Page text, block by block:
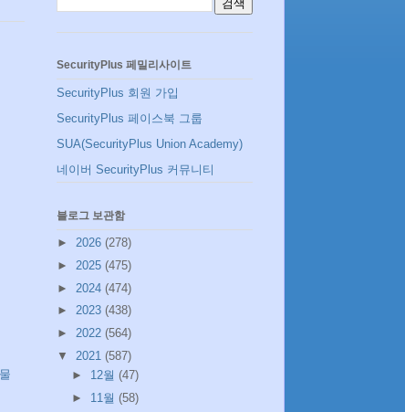
SecurityPlus 페밀리사이트
SecurityPlus 회원 가입
SecurityPlus 페이스북 그룹
SUA(SecurityPlus Union Academy)
네이버 SecurityPlus 커뮤니티
블로그 보관함
► 2026 (278)
► 2025 (475)
► 2024 (474)
► 2023 (438)
► 2022 (564)
▼ 2021 (587)
► 12월 (47)
► 11월 (58)